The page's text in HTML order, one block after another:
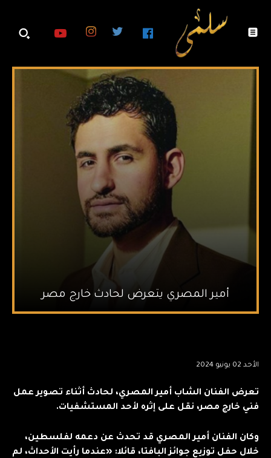
أمير المصري يتعرض لحادث خارج مصر
الأحد 02 يونيو 2024
تعرض الفنان الشاب أمير المصري، لحادث أثناء تصوير عمل
فني خارج مصر، نقل على إثره لأحد المستشفيات.
وكان الفنان أمير المصري قد تحدث عن دعمه لفلسطين،
خلال حفل توزيع جوائز البافتا، قائلا: «عندما رأيت الأحداث، لم